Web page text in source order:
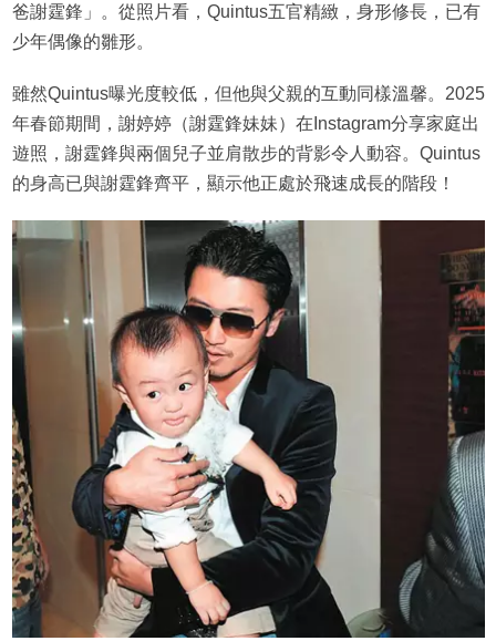
爸謝霆鋒」。從照片看，Quintus五官精緻，身形修長，已有
少年偶像的雛形。
雖然Quintus曝光度較低，但他與父親的互動同樣溫馨。2025
年春節期間，謝婷婷（謝霆鋒妹妹）在Instagram分享家庭出
遊照，謝霆鋒與兩個兒子並肩散步的背影令人動容。Quintus
的身高已與謝霆鋒齊平，顯示他正處於飛速成長的階段！